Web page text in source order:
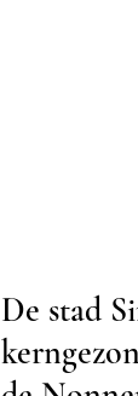
De stad